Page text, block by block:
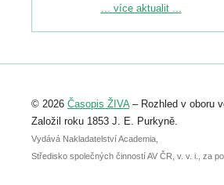
Podrobnější informace ke konferenci
Registrovat se můžete do 6. září.
abstraktu přihlášené přednášky nebo
posteru je už 30. června.
... více aktualit ...
© 2026 Časopis ŽIVA– Rozhled v oboru
Založil roku 1853 J. E. Purkyně.
Vydává Nakladatelství Academia,
Středisko společných činností AV ČR, v. v. i., za